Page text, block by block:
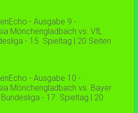
- Ausgabe 9 -
Mönchengladbach vs. VfL
- 15. Spieltag | 20 Seiten
- Ausgabe 10 -
Mönchengladbach vs. Bayer
- 17. Spieltag | 20